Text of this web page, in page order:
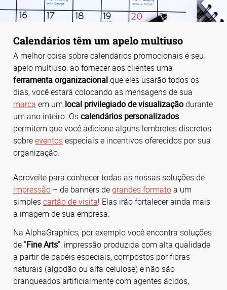
Calendários têm um apelo multiuso
A melhor coisa sobre calendários promocionais é seu
apelo multiuso: ao fornecer aos clientes uma
ferramenta organizacionalque eles usarão todos os
dias, você estará colocando as mensagens de sua
marca em um local privilegiado de visualizaçãodurante
um ano inteiro. Oscalendários personalizados
permitem que você adicione alguns lembretes discretos
sobreeventosespeciais e incentivos oferecidos por sua
organização.
Aproveite para conhecer todas as nossas soluções de
impressão – de banners degrandes formatoa um
simplescartão de visita! Elas irão fortalecer ainda mais
a imagem de sua empresa.
Na AlphaGraphics, por exemplo você encontra soluções
de "Fine Arts", impressão produzida com alta qualidade
a partir de papéis especiais, compostos por fibras
naturais (algodão ou alfa-celulose) e não são
branqueados artificialmente com agentes ácidos,